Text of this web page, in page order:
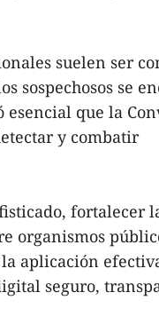
suelen ser
sospechosos se
que la
y combatir
fortalecer
organismos
aplicación
seguro,